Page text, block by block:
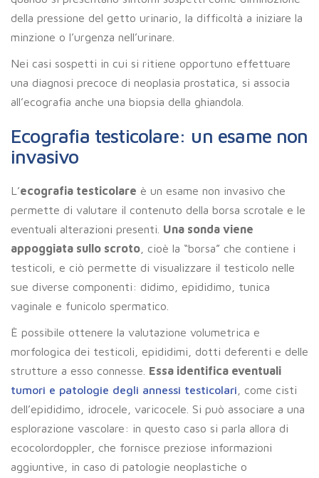
della pressione del getto urinario, la difficoltà a iniziare la
minzione o l’urgenza nell’urinare.
Nei casi sospetti in cui si ritiene opportuno effettuare
una diagnosi precoce di neoplasia prostatica, si associa
all’ecografia anche una biopsia della ghiandola.
Ecografia testicolare: un esame non
invasivo
L’ecografia testicolare è un esame non invasivo che
permette di valutare il contenuto della borsa scrotale e le
eventuali alterazioni presenti. Una sonda viene
appoggiata sullo scroto , cioè la “borsa” che contiene i
testicoli, e ciò permette di visualizzare il testicolo nelle
sue diverse componenti: didimo, epididimo, tunica
vaginale e funicolo spermatico.
È possibile ottenere la valutazione volumetrica e
morfologica dei testicoli, epididimi, dotti deferenti e delle
strutture a esso connesse. Essa identifica eventuali
tumori e patologie degli annessi testicolari , come cisti
dell’epididimo, idrocele, varicocele. Si può associare a una
esplorazione vascolare: in questo caso si parla allora di
ecocolordoppler, che fornisce preziose informazioni
aggiuntive, in caso di patologie neoplastiche o